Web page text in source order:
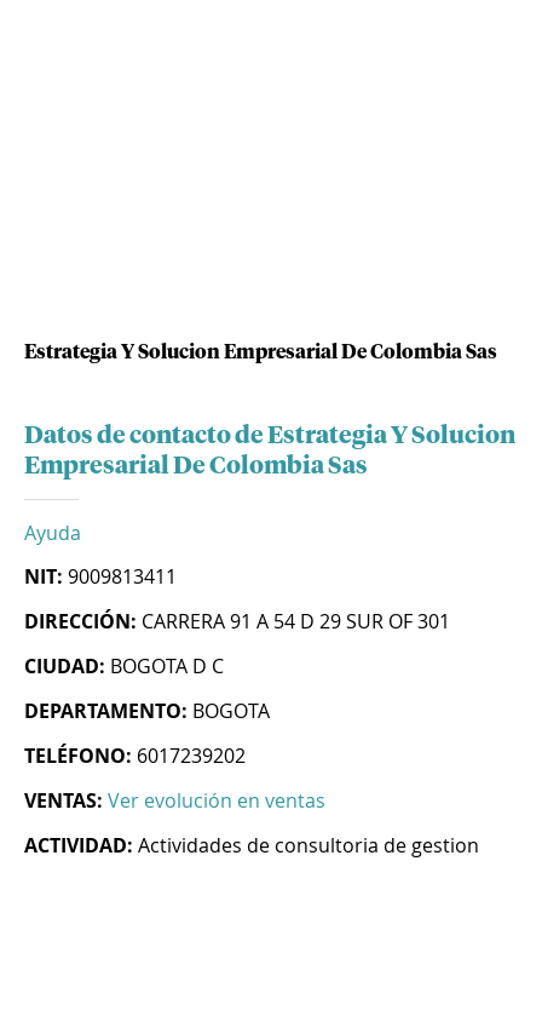
Estrategia Y Solucion Empresarial De Colombia Sas
Datos de contacto de Estrategia Y Solucion
Empresarial De Colombia Sas
Ayuda
NIT: 9009813411
DIRECCIÓN: CARRERA 91 A 54 D 29 SUR OF 301
CIUDAD: BOGOTA D C
DEPARTAMENTO: BOGOTA
TELÉFONO: 6017239202
VENTAS: Ver evolución en ventas
ACTIVIDAD: Actividades de consultoria de gestion